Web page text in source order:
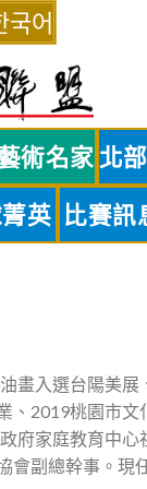
국어
術名家 北
英 比賽訊
畫入選台陽美
、2019桃園市文
府家庭教育中心
會副總幹事。現